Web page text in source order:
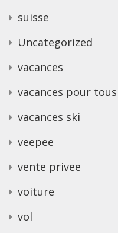
suisse
Uncategorized
vacances
vacances pour tous
vacances ski
veepee
vente privee
voiture
vol